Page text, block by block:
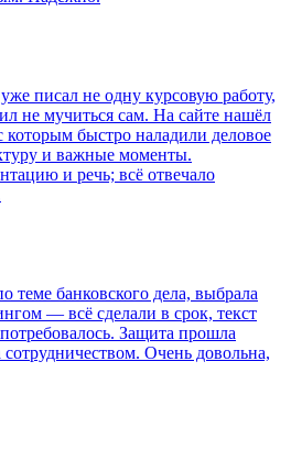
писал не одну курсовую работу,
не мучиться сам. На сайте нашёл
которым быстро наладили деловое
и важные моменты.
и речь; всё отвечало
теме банковского дела, выбрала
— всё сделали в срок, текст
Защита прошла
Очень довольна,